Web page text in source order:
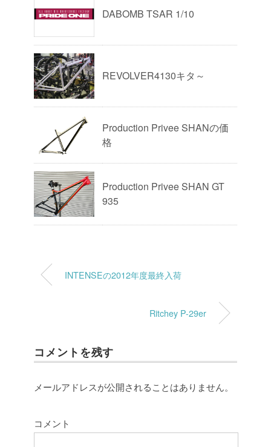
DABOMB TSAR 1/10
REVOLVER4130キタ～
Production Privee SHANの価
格
Production Privee SHAN GT
935
INTENSEの2012年度最終入荷
Ritchey P-29er
コメントを残す
メールアドレスが公開されることはありません。
コメント